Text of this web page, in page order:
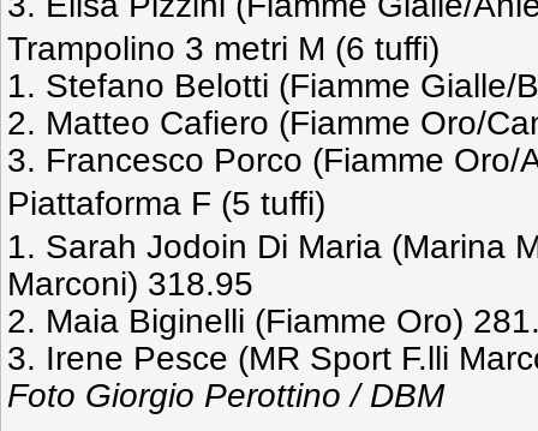
Trampolino 3 metri M (6 tuffi)
1. Stefano Belotti (Fiamme Gialle/
2. Matteo Cafiero (Fiamme Oro/
3. Francesco Porco (Fiamme Oro/
Piattaforma F (5 tuffi)
1. Sarah Jodoin Di Maria (Marina
Marconi) 318.95
2. Maia Biginelli (Fiamme Oro)
3. Irene Pesce (MR Sport F.lli
Foto Giorgio Perottino / DBM